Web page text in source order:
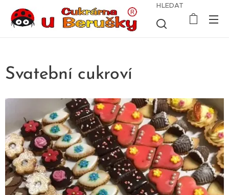
HLEDAT
Svatební cukroví